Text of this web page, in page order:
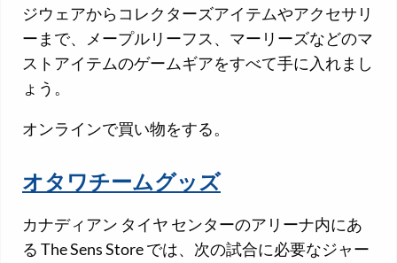
ジウェアからコレクターズアイテムやアクセサリ
ーまで、メープルリーフス、マーリーズなどのマ
ストアイテムのゲームギアをすべて手に入れまし
ょう。
オンラインで買い物をする。
オタワチームグッズ
カナディアン タイヤ センターのアリーナ内にあ
る The Sens Store では、次の試合に必要なジャー